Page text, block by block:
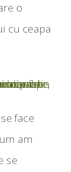
o
cu ceapa
face
am
se